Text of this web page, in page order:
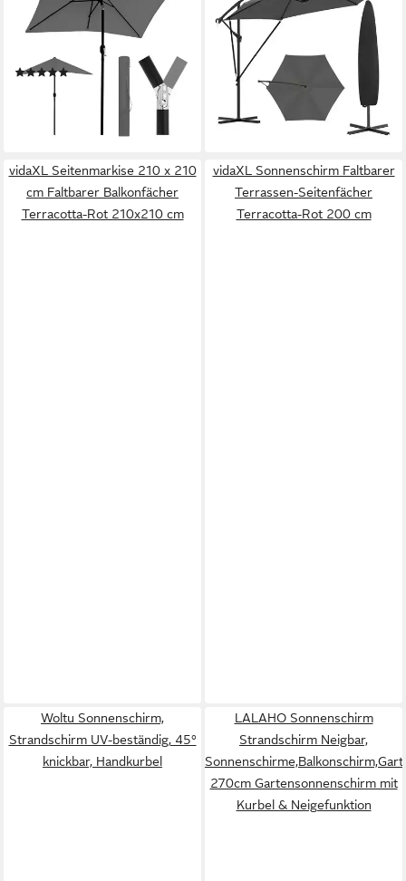
UPF 50+,
Neigungsverstellbar, mit
Tragetasche
(1)
70,99 €
Schutz Strandschirm, Neigbar
und Tragbar, mit Abdeckung
73,06 €
UVP121,99 €
-40%
lieferbar - in 3-4 Werktagen bei dir
vidaXL Seitenmarkise 210 x 210
cm Faltbarer Balkonfächer
Terracotta-Rot 210x210 cm
vidaXL Sonnenschirm Faltbarer
Terrassen-Seitenfächer
Terracotta-Rot 200 cm
Woltu Sonnenschirm,
Strandschirm UV-beständig, 45°
knickbar, Handkurbel
LALAHO Sonnenschirm
Strandschirm Neigbar,
270cm Gartensonnenschirm mit
Kurbel & Neigefunktion